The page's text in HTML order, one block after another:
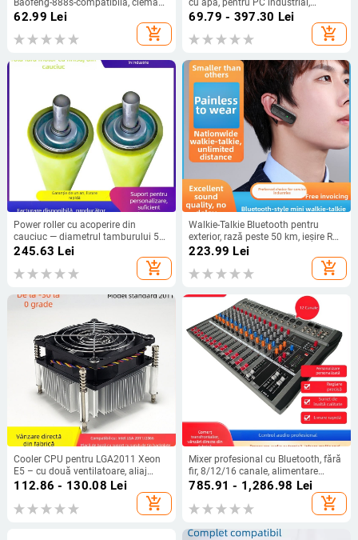
Baofeng-888s-compatibilă, clemă
talie reglabilă, anti-derapare, rază
62.99 Lei
add_shopping_cart
cu apă, pentru PC industrial,
disipare prin conducte
69.79 - 397.30 Lei
add_shopping_cart
Power roller cu acoperire din
cauciuc — diametrul tamburului 57
mm, diametrul axului 20 mm,
materialul tubului: oțel de carbon,
cauciuc
245.63 Lei
add_shopping_cart
Walkie-Talkie Bluetooth pentru
exterior, rază peste 50 km, ieșire RF
2W
223.99 Lei
add_shopping_cart
Cooler CPU pentru LGA2011 Xeon
E5 – cu două ventilatoare, aliaj
cupru-aluminiu, rulment hidraulic,
112.86 - 130.08 Lei
add_shopping_cart
Mixer profesional cu Bluetooth, fără
fir, 8/12/16 canale, alimentare
phantom și USB
785.91 - 1,286.98 Lei
add_shopping_cart